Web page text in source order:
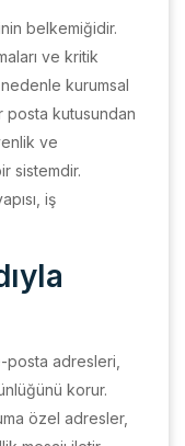
belkemiğidir.
ve kritik
kurumsal
posta kutusundan
ve
sistemdir.
iş
posta adresleri,
korur.
özel adresler,